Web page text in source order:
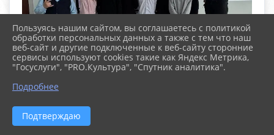
Пользуясь нашим сайтом, вы соглашаетесь с политикой
обработки персональных данных а также с тем что наш
веб-сайт и другие подключенные к веб-сайту сторонние
сервисы используют cookies такие как Яндекс Метрика,
"Госуслуги", "PRO.Культура", "Спутник аналитика".
Подробнее
Подтверждаю